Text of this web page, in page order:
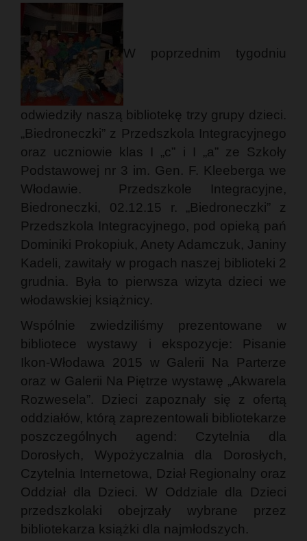
W poprzednim tygodniu
odwiedziły naszą bibliotekę trzy grupy dzieci.
„Biedroneczki” z Przedszkola Integracyjnego
oraz uczniowie klas I „c” i I „a” ze Szkoły
Podstawowej nr 3 im. Gen. F. Kleeberga we
Włodawie. Przedszkole Integracyjne,
Biedroneczki, 02.12.15 r. „Biedroneczki” z
Przedszkola Integracyjnego, pod opieką pań
Dominiki Prokopiuk, Anety Adamczuk, Janiny
Kadeli, zawitały w progach naszej biblioteki 2
grudnia. Była to pierwsza wizyta dzieci we
włodawskiej książnicy.
Wspólnie zwiedziliśmy prezentowane w
bibliotece wystawy i ekspozycje: Pisanie
Ikon-Włodawa 2015 w Galerii Na Parterze
oraz w Galerii Na Piętrze wystawę „Akwarela
Rozwesela”. Dzieci zapoznały się z ofertą
oddziałów, którą zaprezentowali bibliotekarze
poszczególnych agend: Czytelnia dla
Dorosłych, Wypożyczalnia dla Dorosłych,
Czytelnia Internetowa, Dział Regionalny oraz
Oddział dla Dzieci. W Oddziale dla Dzieci
przedszkolaki obejrzały wybrane przez
bibliotekarza książki dla najmłodszych.